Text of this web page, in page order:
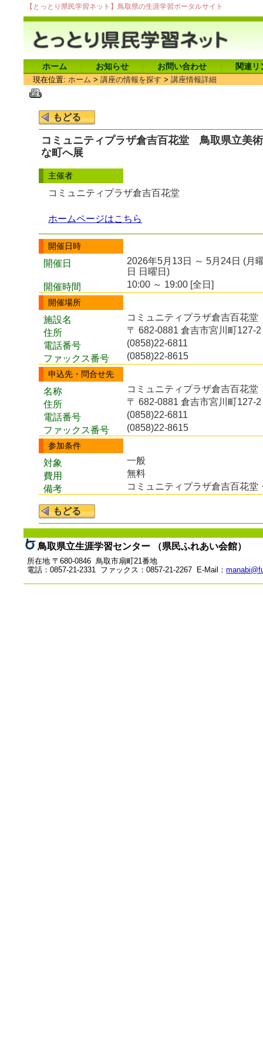
【とっとり県民学習ネット】鳥取県の生涯学習ポータルサイト
ホーム お知らせ お問い合わせ 関連リ
現在位置: ホーム > 講座の情報を探す > 講座情報詳細
コミュニティプラザ倉吉百花堂 鳥取県立美
な町へ展
主催者
コミュニティプラザ倉吉百花堂
ホームページはこちら
開催日時
開催日
2026年5月13日 ～ 5月24日 (月
日 日曜日)
開催時間
10:00 ～ 19:00 [全日]
開催場所
施設名
コミュニティプラザ倉吉百花
住所
〒 682-0881 倉吉市宮川町127-2
電話番号
(0858)22-6811
ファックス番号
(0858)22-8615
申込先・問合せ先
名称
コミュニティプラザ倉吉百花
住所
〒 682-0881 倉吉市宮川町127-2
電話番号
(0858)22-6811
ファックス番号
(0858)22-8615
参加条件
対象
一般
費用
無料
備考
コミュニティプラザ倉吉百花堂
鳥取県立生涯学習センター （県民ふれあい会館）
所在地 〒680-0846 鳥取市扇町21番地
電話：0857-21-2331 ファックス：0857-21-2267 E-Mail：